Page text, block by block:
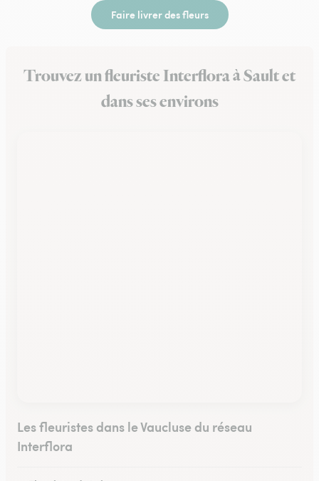
Faire livrer des fleurs
Trouvez un fleuriste Interflora à Sault et
dans ses environs
Les fleuristes dans le Vaucluse du réseau
Interflora